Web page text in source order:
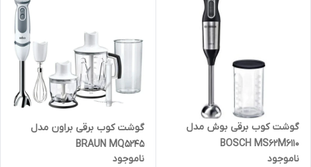
گوشت کوب برقی بوش مدل
BOSCH MS62M6110
ناموجود
گوشت کوب برقی براون مدل
BRAUN MQ5245
ناموجود